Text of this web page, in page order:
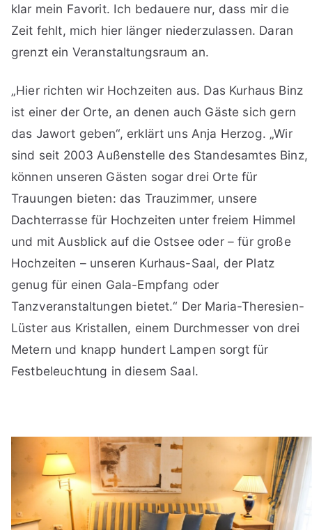
klar mein Favorit. Ich bedauere nur, dass mir die
Zeit fehlt, mich hier länger niederzulassen. Daran
grenzt ein Veranstaltungsraum an.
„Hier richten wir Hochzeiten aus. Das Kurhaus Binz
ist einer der Orte, an denen auch Gäste sich gern
das Jawort geben“, erklärt uns Anja Herzog. „Wir
sind seit 2003 Außenstelle des Standesamtes Binz,
können unseren Gästen sogar drei Orte für
Trauungen bieten: das Trauzimmer, unsere
Dachterrasse für Hochzeiten unter freiem Himmel
und mit Ausblick auf die Ostsee oder – für große
Hochzeiten – unseren Kurhaus-Saal, der Platz
genug für einen Gala-Empfang oder
Tanzveranstaltungen bietet.“ Der Maria-Theresien-
Lüster aus Kristallen, einem Durchmesser von drei
Metern und knapp hundert Lampen sorgt für
Festbeleuchtung in diesem Saal.